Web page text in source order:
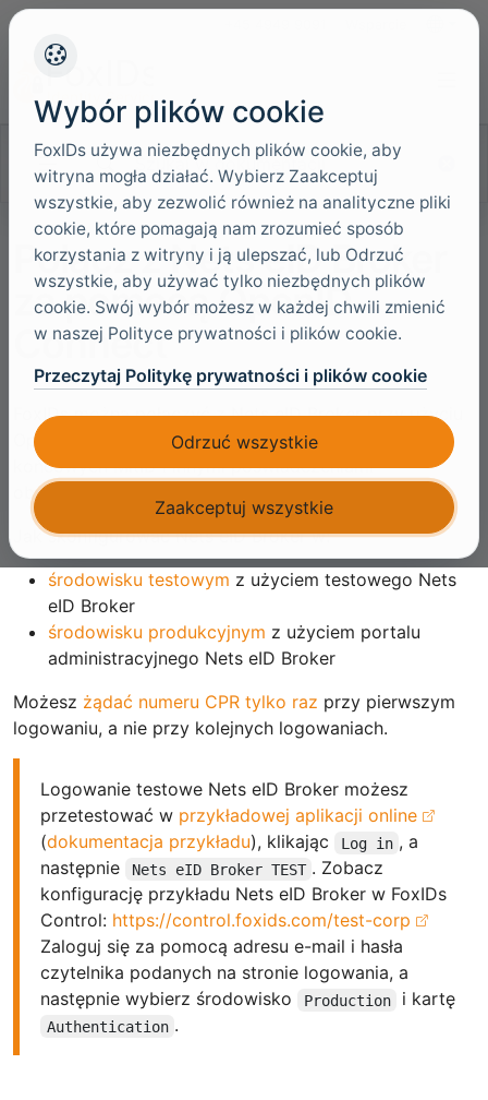
Szukaj w dokumentacji
Połącz z Nets eID Broker
za pomocą OpenID
Connect
FoxIDs można połączyć z Nets eID Broker przy użyciu
OpenID Connect, aby uwierzytelniać użytkowników
końcowych MitID i innymi poświadczeniami
obsługiwanymi przez Nets eID Broker.
Jak skonfigurować Nets eID Broker w:
środowisku testowym z użyciem testowego Nets
eID Broker
środowisku produkcyjnym z użyciem portalu
administracyjnego Nets eID Broker
Możesz żądać numeru CPR tylko raz przy pierwszym
logowaniu, a nie przy kolejnych logowaniach.
Logowanie testowe Nets eID Broker możesz
przetestować w przykładowej aplikacji online
(dokumentacja przykładu), klikając Log in , a
następnie
Nets eID Broker TEST . Zobacz
konfigurację przykładu Nets eID Broker w FoxIDs
Control: https://control.foxids.com/test-corp
Zaloguj się za pomocą adresu e-mail i hasła
czytelnika podanych na stronie logowania, a
następnie wybierz środowisko
Production i kartę
Authentication .
Wybór plików cookie
FoxIDs używa niezbędnych plików cookie, aby
witryna mogła działać. Wybierz Zaakceptuj
wszystkie, aby zezwolić również na analityczne pliki
cookie, które pomagają nam zrozumieć sposób
korzystania z witryny i ją ulepszać, lub Odrzuć
wszystkie, aby używać tylko niezbędnych plików
cookie. Swój wybór możesz w każdej chwili zmienić
w naszej Polityce prywatności i plików cookie.
Przeczytaj Politykę prywatności i plików cookie
Odrzuć wszystkie
Zaakceptuj wszystkie